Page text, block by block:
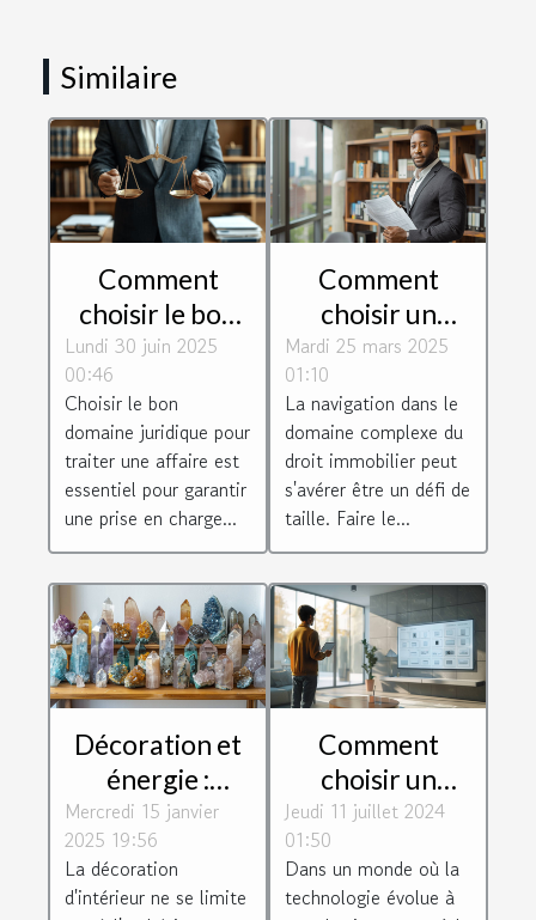
Similaire
Comment
choisir le bon
domaine
juridique pour
votre affaire ?
Lundi 30 juin 2025
00:46
Choisir le bon
domaine juridique pour
traiter une affaire est
essentiel pour garantir
une prise en charge...
Comment
choisir un
avocat
spécialisé en
droit
immobilier
Mardi 25 mars 2025
01:10
La navigation dans le
domaine complexe du
droit immobilier peut
s'avérer être un défi de
taille. Faire le...
Décoration et
énergie :
harmoniser
votre espace
avec des
Mercredi 15 janvier
2025 19:56
La décoration
d'intérieur ne se limite
Comment
choisir un
système
d'alarme
respectueux de
Jeudi 11 juillet 2024
01:50
Dans un monde où la
technologie évolue à